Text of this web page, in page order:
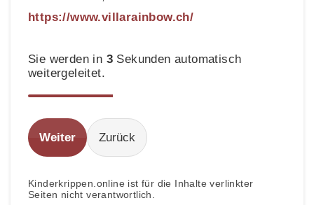
https://www.villarainbow.ch/
Sie werden in 3 Sekunden automatisch
weitergeleitet.
Weiter Zurück
Kinderkrippen.online ist für die Inhalte verlinkter
Seiten nicht verantwortlich.